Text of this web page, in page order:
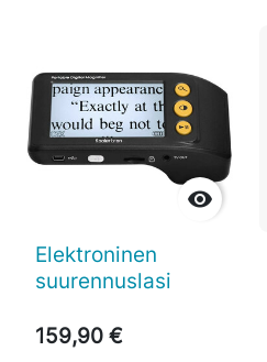

Elektroninen
suurennuslasi
159,90 €